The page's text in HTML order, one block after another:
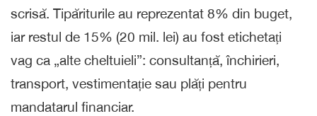
scrisă. Tipăriturile au reprezentat 8% din buget,
iar restul de 15% (20 mil. lei) au fost etichetați
vag ca „alte cheltuieli”: consultanță, închirieri,
transport, vestimentație sau plăți pentru
mandatarul financiar.